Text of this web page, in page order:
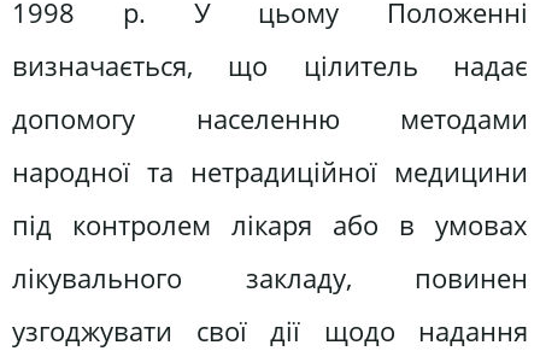
1998 р. У цьому Положенні
визначається, що цілитель надає
допомогу населенню методами
народної та нетрадиційної медицини
під контролем лікаря або в умовах
лікувального закладу, повинен
узгоджувати свої дії щодо надання